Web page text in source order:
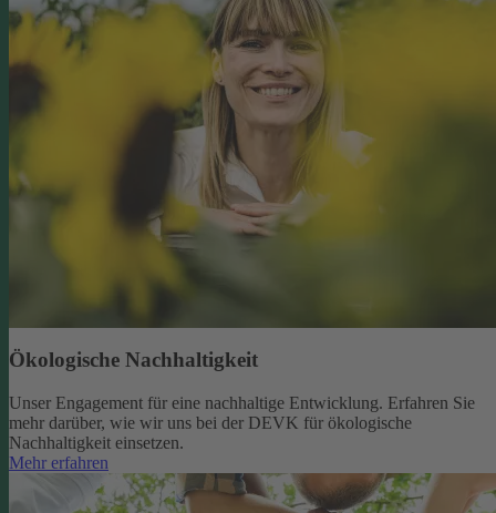
Ökologische Nachhaltigkeit
Unser Engagement für eine nachhaltige Entwicklung. Erfahren Sie
mehr darüber, wie wir uns bei der DEVK für ökologische
Nachhaltigkeit einsetzen.
Mehr erfahren